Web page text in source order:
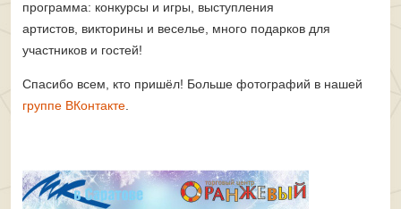
программа: конкурсы и игры, выступления
артистов, викторины и веселье, много подарков для
участников и гостей!
Спасибо всем, кто пришёл! Больше фотографий в нашей
группе ВКонтакте.